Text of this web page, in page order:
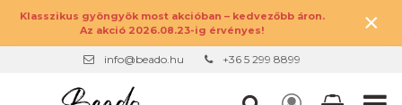
Klasszikus gyöngyök most akcióban – kedvezőbb áron.
Az akció 2026.08.23-ig érvényes!
×
info@beado.hu +36 5 299 8899